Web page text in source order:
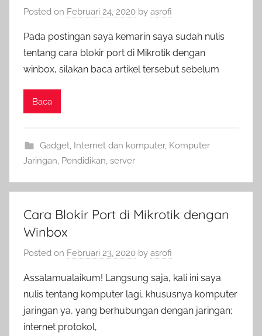
Posted on Februari 24, 2020 by asrofi
Pada postingan saya kemarin saya sudah nulis
tentang cara blokir port di Mikrotik dengan
winbox, silakan baca artikel tersebut sebelum
Baca
Gadget, Internet dan komputer, Komputer
Jaringan, Pendidikan, server
Cara Blokir Port di Mikrotik dengan
Winbox
Posted on Februari 23, 2020 by asrofi
Assalamualaikum! Langsung saja, kali ini saya
nulis tentang komputer lagi, khususnya komputer
jaringan ya, yang berhubungan dengan jaringan;
internet protokol,